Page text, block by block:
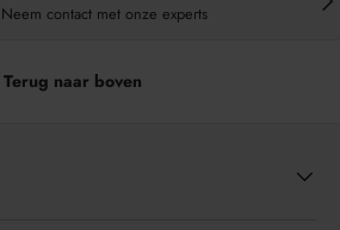
Neem contact met onze experts
Terug naar boven